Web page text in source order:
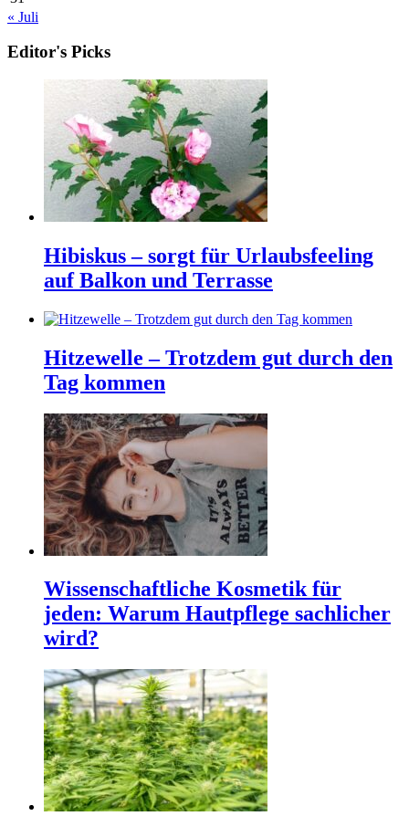
« Juli
Editor's Picks
Hibiskus – sorgt für Urlaubsfeeling
auf Balkon und Terrasse
Hitzewelle – Trotzdem gut durch den
Tag kommen
Wissenschaftliche Kosmetik für
jeden: Warum Hautpflege sachlicher
wird?